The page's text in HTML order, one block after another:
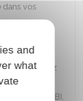
dans vos
vous occupez
incomplet
à plusieurs NBI,
and
what